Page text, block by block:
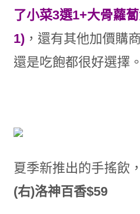
了小菜3選1+大骨蘿
1)，還有其他加價購
還是吃飽都很好選擇。
夏季新推出的手搖飲，
(右)洛神百香$59